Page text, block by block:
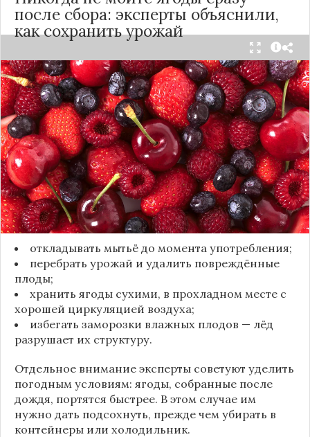
после сбора: эксперты объяснили,
как сохранить урожай
Мытьё ягод сразу после сбора может обернуться
полной потерей урожая. Как отмечает канал
«Сделай сам», на поверхности плодов есть
естественный восковой налёт, который играет
роль природного барьера. Он защищает ягоды
от пересыхания, бактерий и плесени. При
смывании этого слоя плоды быстро начинают
темнеть, покрываться налётом и терять вкус.
Чтобы ягоды сохранили свежесть, специалисты
рекомендуют:
откладывать мытьё до момента употребления;
перебрать урожай и удалить повреждённые
плоды;
хранить ягоды сухими, в прохладном месте с
хорошей циркуляцией воздуха;
избегать заморозки влажных плодов — лёд
разрушает их структуру.
Отдельное внимание эксперты советуют уделить
погодным условиям: ягоды, собранные после
дождя, портятся быстрее. В этом случае им
нужно дать подсохнуть, прежде чем убирать в
контейнеры или холодильник.